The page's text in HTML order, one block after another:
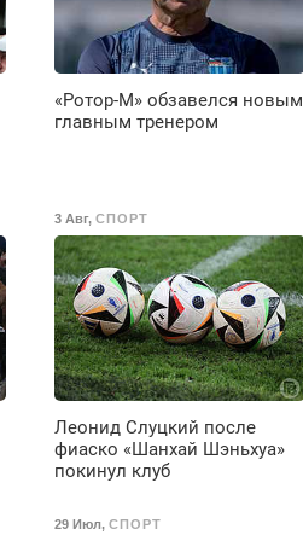
премия.
бесплатное
получение
с з/п до
руб.
«Ротор-М» обзавелся новым
главным тренером
3 Авг,СПОРТ
Леонид Слуцкий после
фиаско «Шанхай Шэньхуа»
покинул клуб
29 Июл,СПОРТ